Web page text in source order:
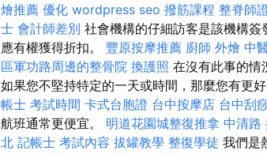
燴推薦 優化 wordpress seo 撥筋課程 整脊師
士 會計師差別 社會機構的仔細訪客是該機構簽
應有權獲得折扣。 豐原按摩推薦 廚師 外燴 中
區軍功路周邊的整骨院 換護照 在沒有此事的情
如果您不堅持特定的一天或時間，那麼您有更
帳士 考試時間 卡式台胞證 台中按摩店 台中刮
航班通常更便宜。 明道花園城整復推拿 中清路
北 記帳士 考試內容 拔罐教學 整復學徒 我們是